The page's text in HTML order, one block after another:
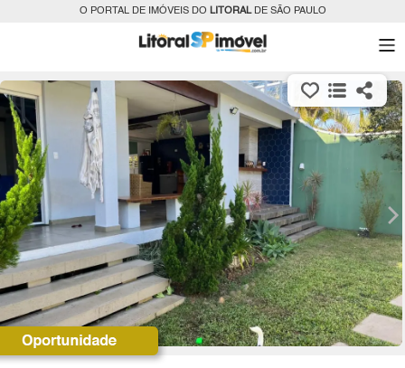
O PORTAL DE IMÓVEIS DO LITORALDE SÃO PAULO